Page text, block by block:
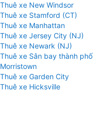
Thuê xe New Windsor
Thuê xe Stamford (CT)
Thuê xe Manhattan
Thuê xe Jersey City (NJ)
Thuê xe Newark (NJ)
Thuê xe Sân bay thành phố
Morristown
Thuê xe Garden City
Thuê xe Hicksville